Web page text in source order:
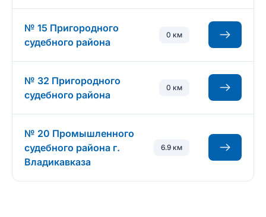
№ 15 Пригородного
судебного района
0 км
№ 32 Пригородного
судебного района
0 км
№ 20 Промышленного
судебного района г.
Владикавказа
6.9 км